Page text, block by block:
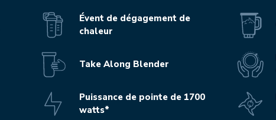
Évent de dégagement de
chaleur
Take Along Blender
Puissance de pointe de 1700
watts*